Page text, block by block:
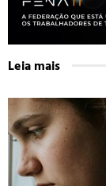
Leia mais